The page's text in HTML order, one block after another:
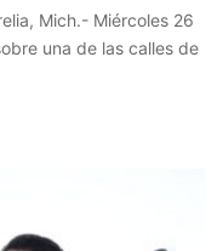
Mich.- Miércoles 26
una de las calles de